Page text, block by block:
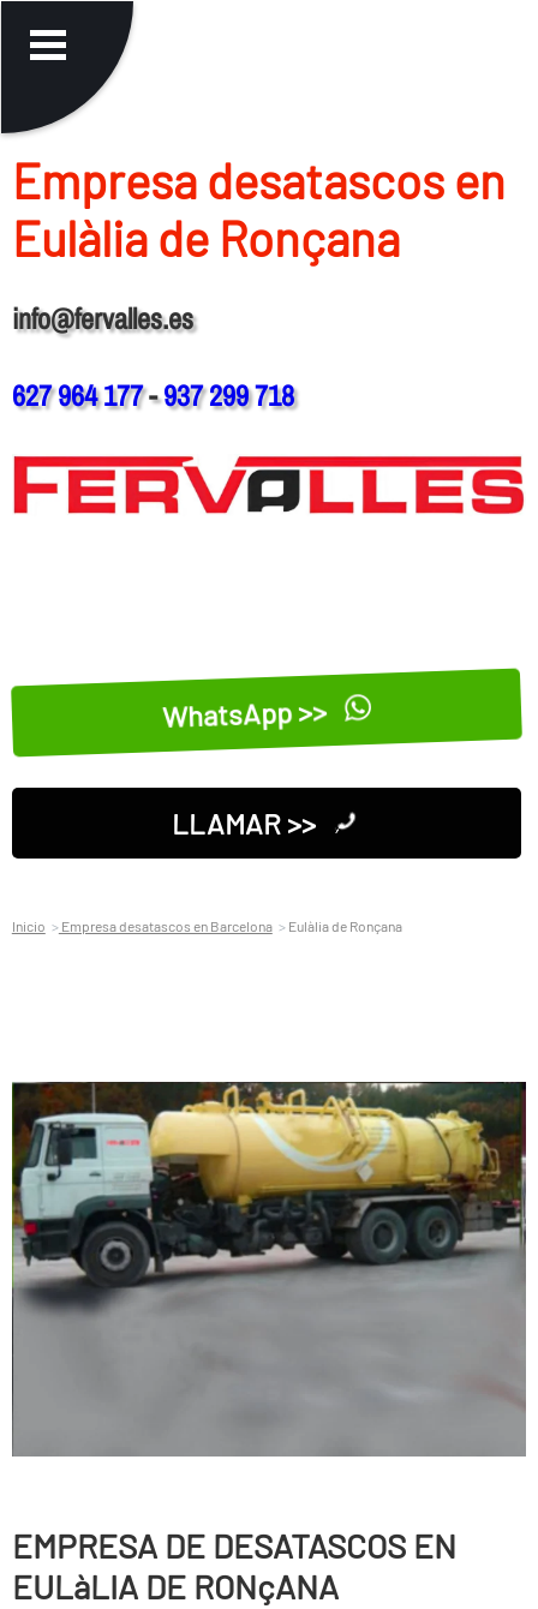
Empresa desatascos en
Eulàlia de Ronçana
info@fervalles.es
627 964 177-937 299 718
WhatsApp >>
LLAMAR >>
Inicio Empresa desatascos en Barcelona Eulàlia de Ronçana
EMPRESA DE DESATASCOS EN
EULàLIA DE RONçANA